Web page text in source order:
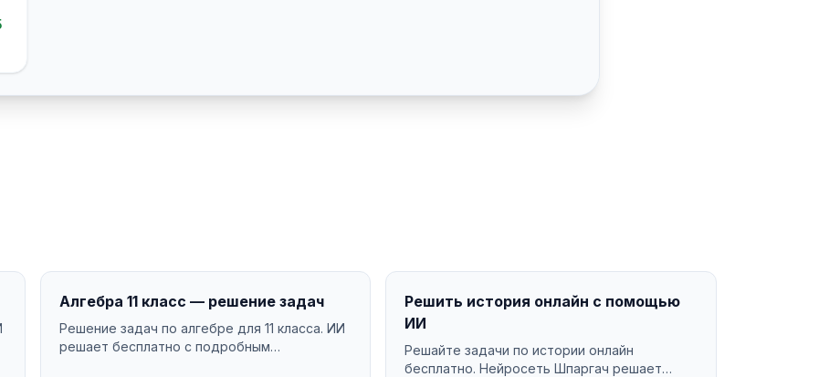
Алгебра 11 класс — решение задач
Решение задач по алгебре для 11 класса. ИИ
решает бесплатно с подробным
Решить история онлайн с помощью
ИИ
Решайте задачи по истории онлайн
бесплатно. Нейросеть Шпаргач решает